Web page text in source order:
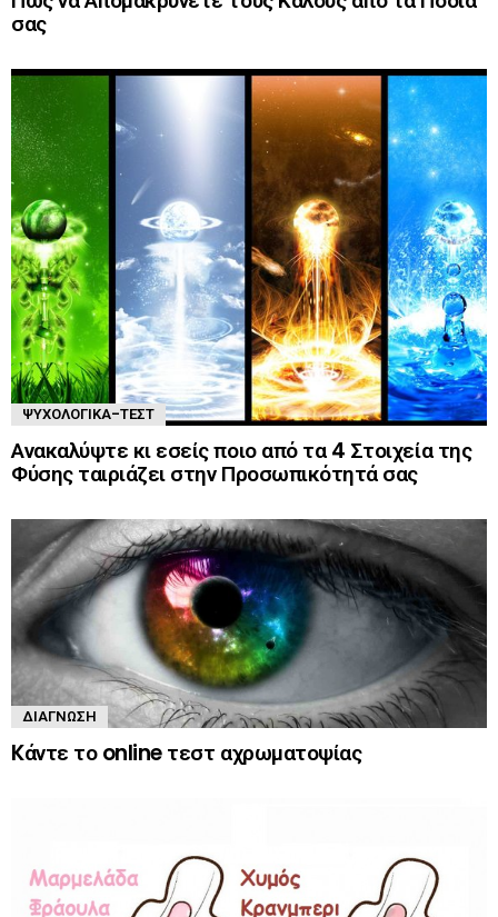
σας
ΨΥΧΟΛΟΓΙΚΆ-ΤΈΣΤ
Ανακαλύψτε κι εσείς ποιο από τα 4 Στοιχεία της
Φύσης ταιριάζει στην Προσωπικότητά σας
ΔΙΆΓΝΩΣΗ
Kάντε το online τεστ αχρωματοψίας